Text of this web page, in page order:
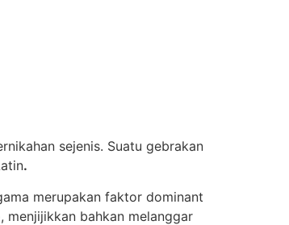
sejenis. Suatu gebrakan
.
merupakan faktor dominant
menjijikkan bahkan melanggar